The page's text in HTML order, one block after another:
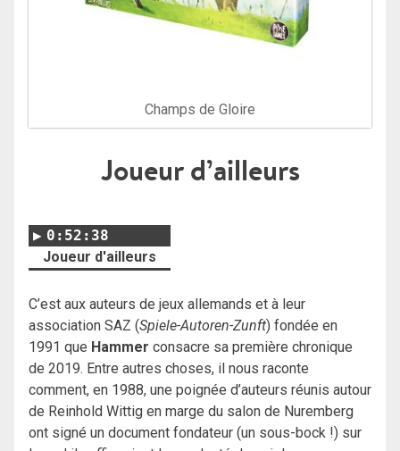
Champs de Gloire
Joueur d’ailleurs
0:52:38
Joueur d'ailleurs
C’est aux auteurs de jeux allemands et à leur
association SAZ (Spiele-Autoren-Zunft) fondée en
1991 que Hammer consacre sa première chronique
de 2019. Entre autres choses, il nous raconte
comment, en 1988, une poignée d’auteurs réunis autour
de Reinhold Wittig en marge du salon de Nuremberg
ont signé un document fondateur (un sous-bock !) sur